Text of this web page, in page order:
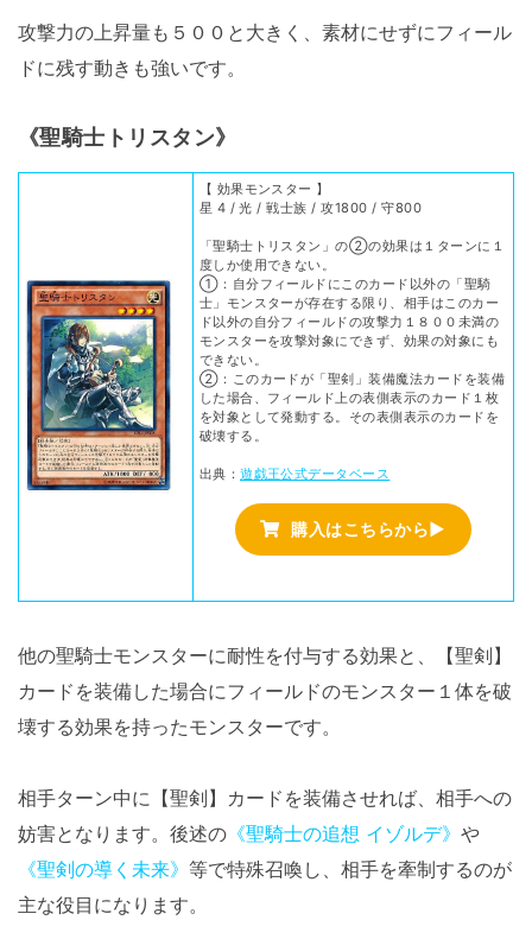
攻撃力の上昇量も５００と大きく、素材にせずにフィール
ドに残す動きも強いです。
《聖騎士トリスタン》
【 効果モンスター 】
星 4 / 光 / 戦士族 / 攻1800 / 守800
「聖騎士トリスタン」の②の効果は１ターンに１
度しか使用できない。
①：自分フィールドにこのカード以外の「聖騎
士」モンスターが存在する限り、相手はこのカー
ド以外の自分フィールドの攻撃力１８００未満の
モンスターを攻撃対象にできず、効果の対象にも
できない。
②：このカードが「聖剣」装備魔法カードを装備
した場合、フィールド上の表側表示のカード１枚
を対象として発動する。その表側表示のカードを
破壊する。
出典：遊戯王公式データベース
購入はこちらから▶
他の聖騎士モンスターに耐性を付与する効果と、【聖剣】
カードを装備した場合にフィールドのモンスター１体を破
壊する効果を持ったモンスターです。
相手ターン中に【聖剣】カードを装備させれば、相手への
妨害となります。後述の 《聖騎士の追想 イゾルデ》 や
《聖剣の導く未来》 等で特殊召喚し、相手を牽制するのが
主な役目になります。